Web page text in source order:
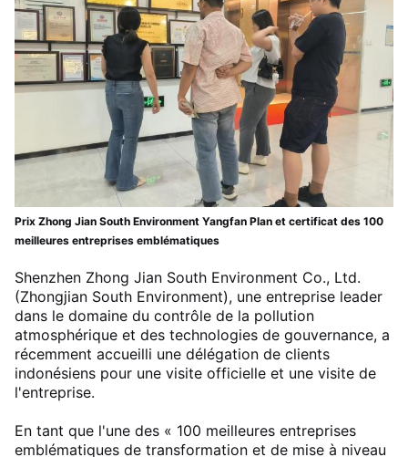
Prix ​​Zhong Jian South Environment Yangfan Plan et certificat des 100
meilleures entreprises emblématiques
Shenzhen Zhong Jian South Environment Co., Ltd.
(Zhongjian South Environment), une entreprise leader
dans le domaine du contrôle de la pollution
atmosphérique et des technologies de gouvernance, a
récemment accueilli une délégation de clients
indonésiens pour une visite officielle et une visite de
l'entreprise.
En tant que l'une des « 100 meilleures entreprises
emblématiques de transformation et de mise à niveau